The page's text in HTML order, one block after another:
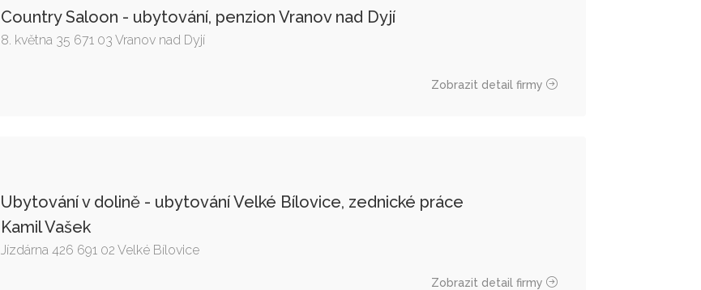
Country Saloon - ubytování, penzion Vranov nad Dyjí
8. května 35 671 03 Vranov nad Dyjí
Zobrazit detail firmy
Ubytování v dolině - ubytování Velké Bílovice, zednické práce
Kamil Vašek
Jízdárna 426 691 02 Velké Bílovice
Zobrazit detail firmy